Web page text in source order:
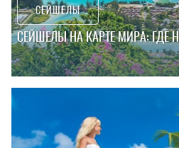
СЕЙШЕЛЫ
СЕЙШЕЛЫ НА КАРТЕ МИРА: ГДЕ